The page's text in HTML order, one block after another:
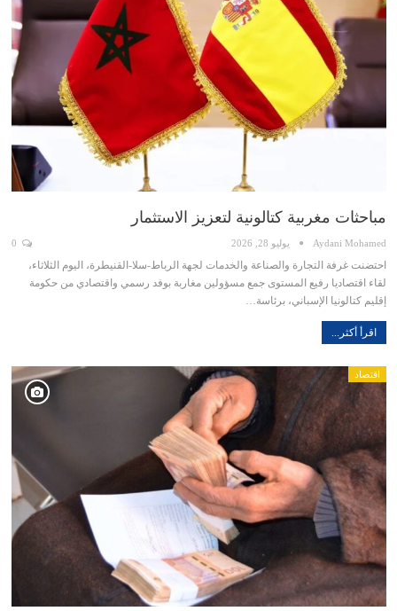
مباحثات مغربية كتالونية لتعزيز الاستثمار
Aydani Mohamed يوليو 28, 2026
احتضنت غرفة التجارة والصناعة والخدمات لجهة الرباط-سلا-القنيطرة، اليوم الثلاثاء،
لقاء اقتصاديا رفيع المستوى جمع مسؤولين مغاربة بوفد رسمي واقتصادي من حكومة
إقليم كتالونيا الإسباني، برئاسة…
اقرأ أكثر...
اقتصاد